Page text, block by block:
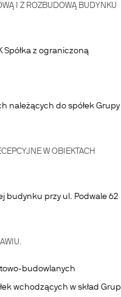
I Z ROZBUDOWĄ BUDYNKU
Spółka z ograniczoną
należących do spółek Grupy
W OBIEKTACH
budynku przy ul. Podwale 62
budowlanych
wchodzących w skład